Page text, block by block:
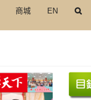
商城 EN